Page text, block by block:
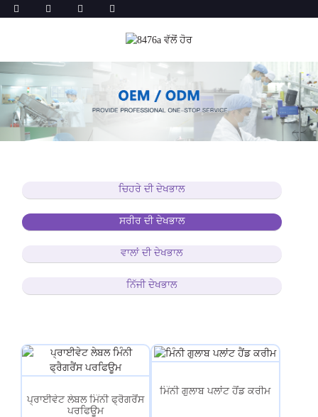
ਚਿਹਰੇ ਦੀ ਦੇਖਭਾਲ
ਸਰੀਰ ਦੀ ਦੇਖਭਾਲ
ਵਾਲਾਂ ਦੀ ਦੇਖਭਾਲ
ਨਿੱਜੀ ਦੇਖਭਾਲ
ਪ੍ਰਾਈਵੇਟ ਲੇਬਲ ਮਿੰਨੀ ਫ੍ਰੈਗਰੈਂਸ
ਪਰਫਿਊਮ
ਮਿੰਨੀ ਗੁਲਾਬ ਪਲਾਂਟ ਹੈਂਡ ਕਰੀਮ